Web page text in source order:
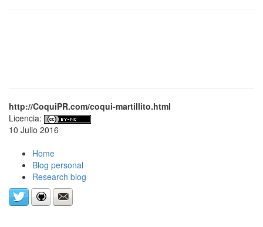
http://CoquiPR.com/coqui-martillito.html
Licencia:
10 Julio 2016
Home
Blog personal
Research blog